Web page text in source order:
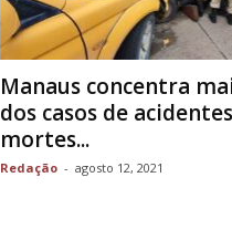
Manaus concentra
dos casos de
mortes...
Redação - agosto 12, 2021